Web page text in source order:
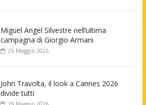
Miguel Angel Silvestre nell’ultima
campagna di Giorgio Armani
26 Maggio 2026
John Travolta, il look a Cannes 2026
divide tutti